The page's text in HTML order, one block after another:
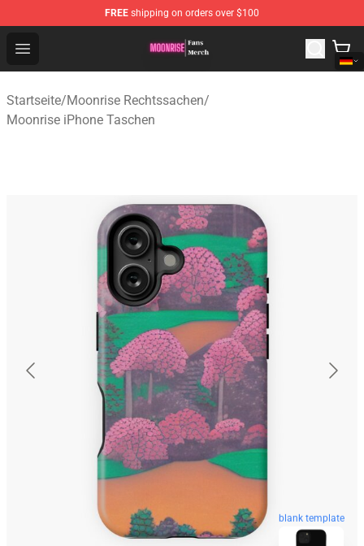
FREE shipping on orders over $100
Open menu
Moonrise Store - Official Moonrise Merchandise Shop
Startseite/Moonrise Rechtssachen/
Moonrise iPhone Taschen
blank template